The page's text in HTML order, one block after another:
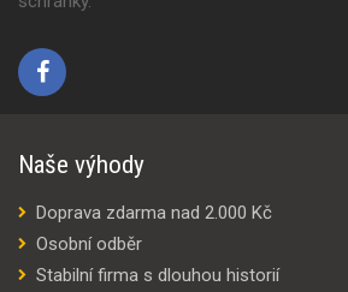
Naše výhody
Doprava zdarma nad 2.000 Kč
Osobní odběr
Stabilní firma s dlouhou historií